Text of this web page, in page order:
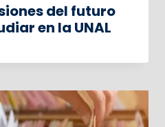
del futuro
en la UNAL